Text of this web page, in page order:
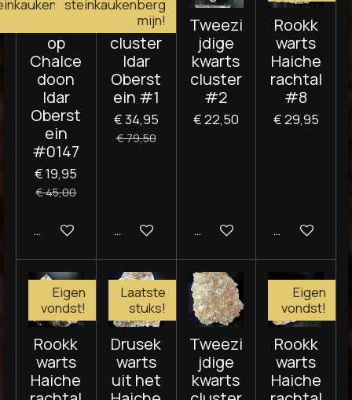
op
Chalce
doon
Idar
Oberst
ein
#0147
€ 19,95
€ 45,00
In winkelwagen
mijn!
Kwarts
cluster
Idar
Oberst
ein #1
€ 34,95
€ 79,50
In winkelwagen
Tweezi
jdige
kwarts
cluster
#2
€ 22,50
In winkelwagen
Rookk
warts
Haiche
rachtal
#8
€ 29,95
In
Eigen
vondst!
Rookk
warts
Haiche
rachtal
Laatste
stuks!
Drusek
warts
uit het
Haiche
Tweezi
jdige
kwarts
cluster
Eigen
vondst!
Rookk
warts
Haiche
rachtal